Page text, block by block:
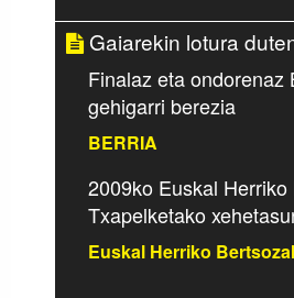
Gaiarekin lotura
Finalaz eta ondorenaz
gehigarri berezia
BERRIA
2009ko Euskal
Txapelketako
Euskal Herriko